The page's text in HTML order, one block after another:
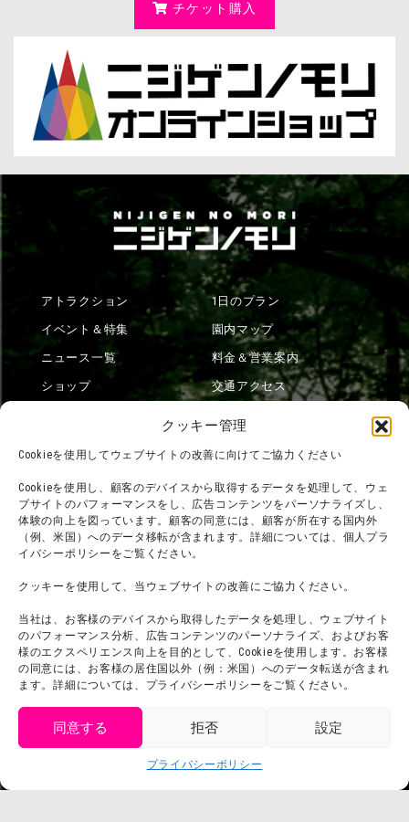
クッキー管理
Cookieを使用してウェブサイトの改善に向けてご協力ください
Cookieを使用し、顧客のデバイスから取得するデータを処理して、ウェ
ブサイトのパフォーマンスをし、広告コンテンツをパーソナライズし、
体験の向上を図っています。顧客の同意には、顧客が所在する国内外
（例、米国）へのデータ移転が含まれます。詳細については、個人プラ
イバシーポリシーをご覧ください。
クッキーを使用して、当ウェブサイトの改善にご協力ください。
当社は、お客様のデバイスから取得したデータを処理し、ウェブサイト
のパフォーマンス分析、広告コンテンツのパーソナライズ、およびお客
様のエクスペリエンス向上を目的として、Cookieを使用します。お客様
の同意には、お客様の居住国以外（例：米国）へのデータ転送が含まれ
ます。詳細については、プライバシーポリシーをご覧ください。
同意する 拒否 設定
プライバシーポリシー
チケット購入
アトラクション
イベント＆特集
ニュース一覧
ショップ
1日のプラン
園内マップ
料金＆営業案内
交通アクセス
団体利用について
お問い合わせ
利用規約
プライバシーポリシー
プレスリリース
メディア掲載実績
会社概要
スタッフ募集